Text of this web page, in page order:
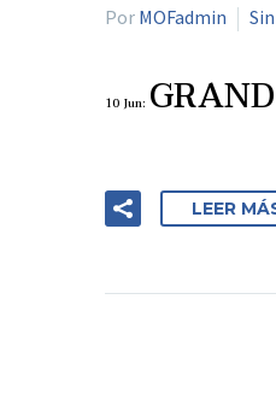
Por MOFadmin
10 Jun:
LEER